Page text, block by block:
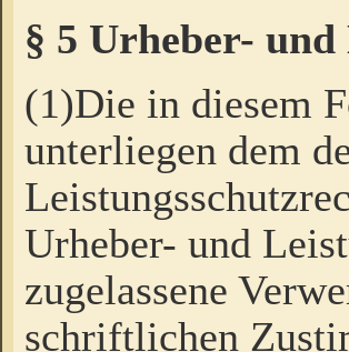
§ 5 Urheber-
(1)Die in diesem
unterliegen dem
Urheber- und
zugelassene
schriftlichen